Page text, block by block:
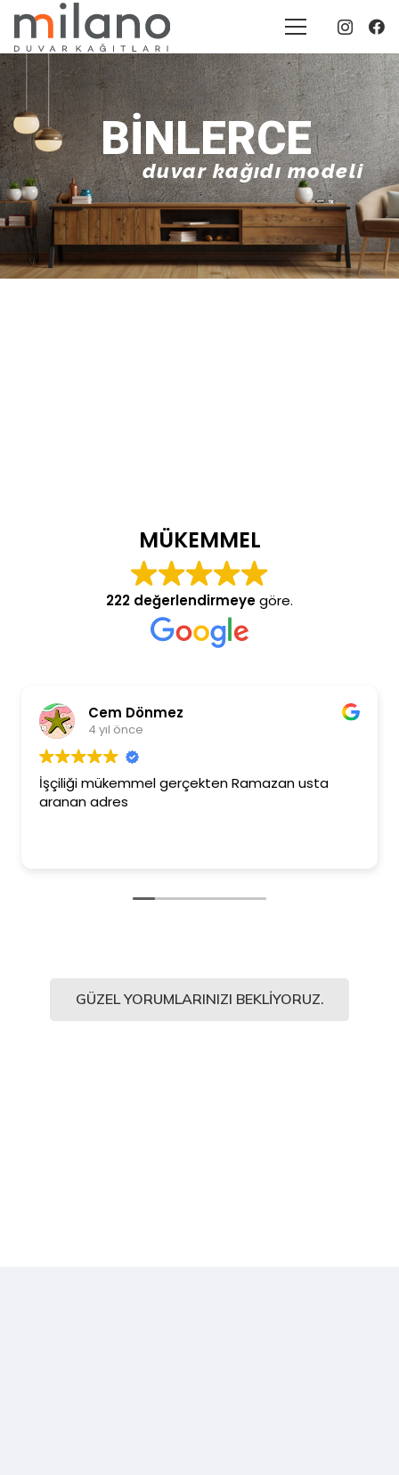
BINLERCE
duvar kağıdı modeli
MÜKEMMEL
222 değerlendirmeyegöre.
Cem Dönmez
4 yıl önce
İşçiliği mükemmel gerçekten Ramazan usta
aranan adres
GÜZEL YORUMLARINIZI BEKLIYORUZ.